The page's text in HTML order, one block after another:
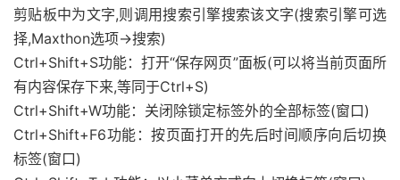
剪贴板中为文字,则调用搜索引擎搜索该文字(搜索引擎可选
择,Maxthon选项→搜索)
Ctrl+Shift+S功能：打开“保存网页”面板(可以将当前页面所
有内容保存下来,等同于Ctrl+S)
Ctrl+Shift+W功能：关闭除锁定标签外的全部标签(窗口)
Ctrl+Shift+F6功能：按页面打开的先后时间顺序向后切换
标签(窗口)